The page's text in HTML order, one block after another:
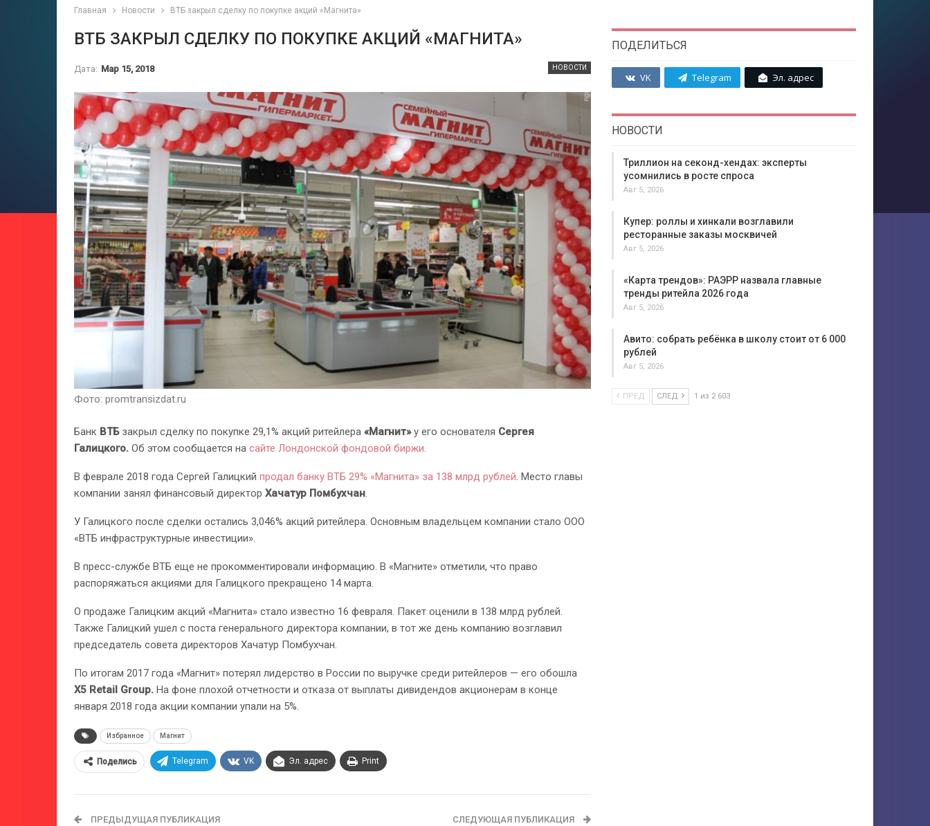
Главная Новости ВТБ закрыл сделку по покупке акций «Магнита»
ВТБ ЗАКРЫЛ СДЕЛКУ ПО ПОКУПКЕ АКЦИЙ «МАГНИТА»
НОВОСТИ
Дата: Мар 15, 2018
Фото: promtransizdat.ru
Банк ВТБзакрыл сделку по покупке 29,1% акций ритейлера «Магнит»у его основателя Сергея
Галицкого. Об этом сообщается на сайте Лондонской фондовой биржи.
В феврале 2018 года Сергей Галицкий продал банку ВТБ 29% «Магнита» за 138 млрд рублей. Место главы
компании занял финансовый директор Хачатур Помбухчан.
У Галицкого после сделки остались 3,046% акций ритейлера. Основным владельцем компании стало ООО
«ВТБ инфраструктурные инвестиции».
В пресс-службе ВТБ еще не прокомментировали информацию. В «Магните» отметили, что право
распоряжаться акциями для Галицкого прекращено 14 марта.
О продаже Галицким акций «Магнита» стало известно 16 февраля. Пакет оценили в 138 млрд рублей.
Также Галицкий ушел с поста генерального директора компании, в тот же день компанию возглавил
председатель совета директоров Хачатур Помбухчан.
По итогам 2017 года «Магнит» потерял лидерство в России по выручке среди ритейлеров — его обошла
X5 Retail Group. На фоне плохой отчетности и отказа от выплаты дивидендов акционерам в конце
января 2018 года акции компании упали на 5%.
Избранное Магнит
Поделись Telegram VK Эл. адрес Print
ПРЕДЫДУЩАЯ ПУБЛИКАЦИЯ СЛЕДУЮЩАЯ ПУБЛИКАЦИЯ
ПОДЕЛИТЬСЯ
VK Telegram Эл. адрес
НОВОСТИ
Триллион на секонд-хендах: эксперты
усомнились в росте спроса
Авг 5, 2026
Купер: роллы и хинкали возглавили
ресторанные заказы москвичей
Авг 5, 2026
«Карта трендов»: РАЭРР назвала главные
тренды ритейла 2026 года
Авг 5, 2026
Авито: собрать ребёнка в школу стоит от 6 000
рублей
Авг 5, 2026
ПРЕД СЛЕД 1 из 2 603